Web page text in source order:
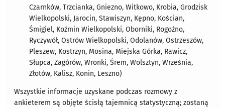
Czarnków, Trzcianka, Gniezno, Witkowo, Krobia, Grodzisk
Wielkopolski, Jarocin, Stawiszyn, Kępno, Kościan,
Śmigiel, Koźmin Wielkopolski, Oborniki, Rogoźno,
Ryczywół, Ostrów Wielkopolski, Odolanów, Ostrzeszów,
Pleszew, Kostrzyn, Mosina, Miejska Górka, Rawicz,
Słupca, Zagórów, Wronki, Śrem, Wolsztyn, Września,
Złotów, Kalisz, Konin, Leszno)
Wszystkie informacje uzyskane podczas rozmowy z
ankieterem są objęte ścisłą tajemnicą statystyczną; zostaną